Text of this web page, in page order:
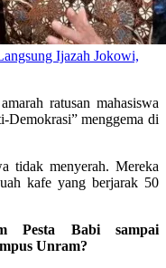
Ijazah Jokowi,
ratusan mahasiswa
Demokrasi” menggema di
tidak menyerah. Mereka
kafe yang berjarak 50
Pesta Babi sampai
Unram?